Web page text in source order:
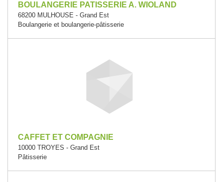
BOULANGERIE PATISSERIE A. WIOLAND
68200 MULHOUSE - Grand Est
Boulangerie et boulangerie-pâtisserie
CAFFET ET COMPAGNIE
10000 TROYES - Grand Est
Pâtisserie